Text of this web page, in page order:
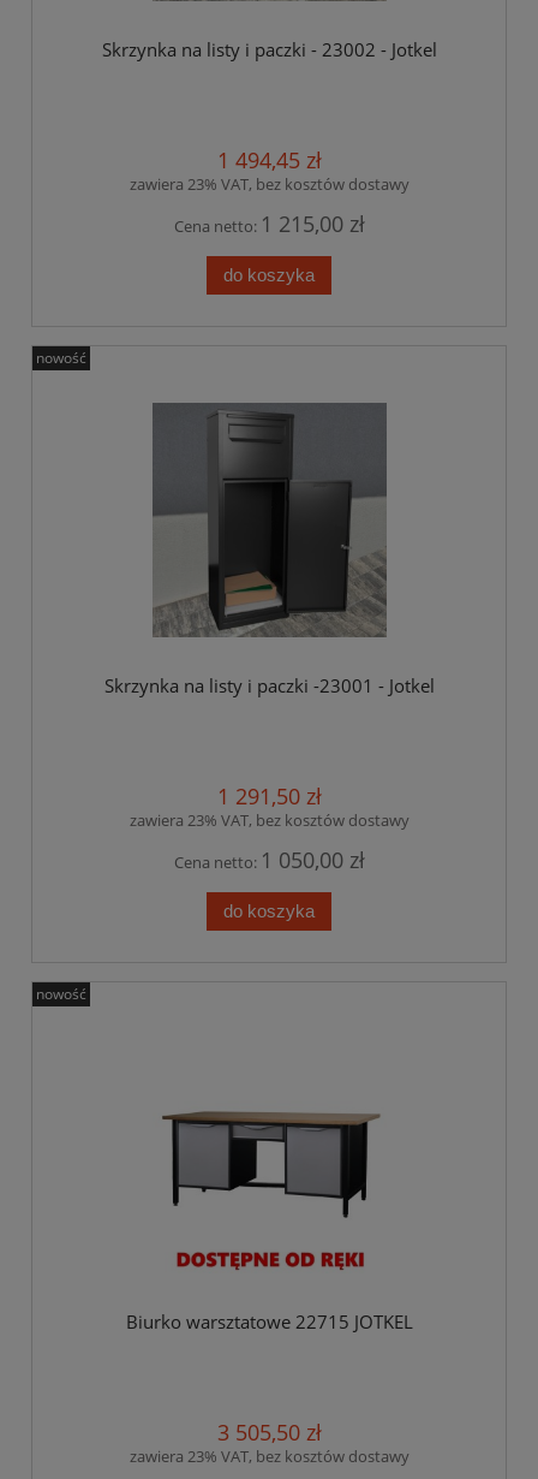
Skrzynka na listy i paczki - 23002 - Jotkel
1 494,45 zł
zawiera 23% VAT, bez kosztów dostawy
Cena netto: 1 215,00 zł
do koszyka
Skrzynka na listy i paczki -23001 - Jotkel
1 291,50 zł
zawiera 23% VAT, bez kosztów dostawy
Cena netto: 1 050,00 zł
do koszyka
nowość
Biurko warsztatowe 22715 JOTKEL
3 505,50 zł
zawiera 23% VAT, bez kosztów dostawy
nowość